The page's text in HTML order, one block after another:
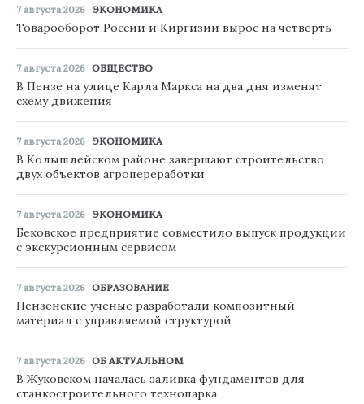
7 августа 2026 ЭКОНОМИКА
Товарооборот России и Киргизии вырос на четверть
7 августа 2026 ОБЩЕСТВО
В Пензе на улице Карла Маркса на два дня изменят
схему движения
7 августа 2026 ЭКОНОМИКА
В Колышлейском районе завершают строительство
двух объектов агропереработки
7 августа 2026 ЭКОНОМИКА
Бековское предприятие совместило выпуск продукции
с экскурсионным сервисом
7 августа 2026 ОБРАЗОВАНИЕ
Пензенские ученые разработали композитный
материал с управляемой структурой
7 августа 2026 ОБ АКТУАЛЬНОМ
В Жуковском началась заливка фундаментов для
станкостроительного технопарка